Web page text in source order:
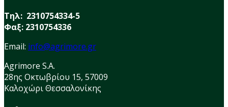
Τηλ: 2310754334-5
Φαξ: 2310754336
Email: info@agrimore.gr
Agrimore S.A.
28ης Οκτωβρίου 15, 57009
Καλοχώρι Θεσσαλονίκης